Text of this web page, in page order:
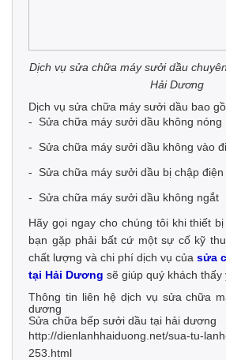
Dịch vụ sửa chữa máy sưởi dầu
Hải Dương
Dịch vụ sửa chữa máy sưởi dầu bao
- Sửa chữa máy sưởi dầu không nóng
- Sửa chữa máy sưởi dầu không vào
- Sửa chữa máy sưởi dầu bị chập điện
- Sửa chữa máy sưởi dầu không ngắt
Hãy gọi ngay cho chúng tôi khi thiết bị
bạn gặp phải bất cứ một sự cố kỹ
chất lượng và chi phí dịch vụ của sửa
tại Hải Dương sẽ giúp quý khách thấy
Thông tin liên hệ dịch vụ sửa chữa
dương
Sửa chữa bếp sưởi dầu tại hải dương
http://dienlanhhaiduong.net/sua-tu-
253.html